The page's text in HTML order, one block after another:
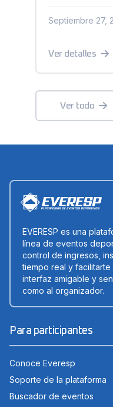
Septiembre 27,
Ver detalles
Ver todo
EVERESP es una
línea de eventos
control de ingresos,
tiempo real y
interfaz amigable y
como al organizador.
Para participantes
Conoce Everesp
Soporte de la plataforma
Buscador de eventos